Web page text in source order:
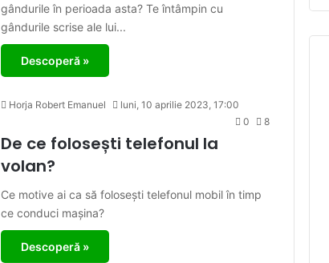
gândurile în perioada asta? Te întâmpin cu
gândurile scrise ale lui...
Descoperă »
Horja Robert Emanuel
luni, 10 aprilie 2023, 17:00
0
8
De ce folosești telefonul la
volan?
Ce motive ai ca să folosești telefonul mobil în timp
ce conduci mașina?
Descoperă »